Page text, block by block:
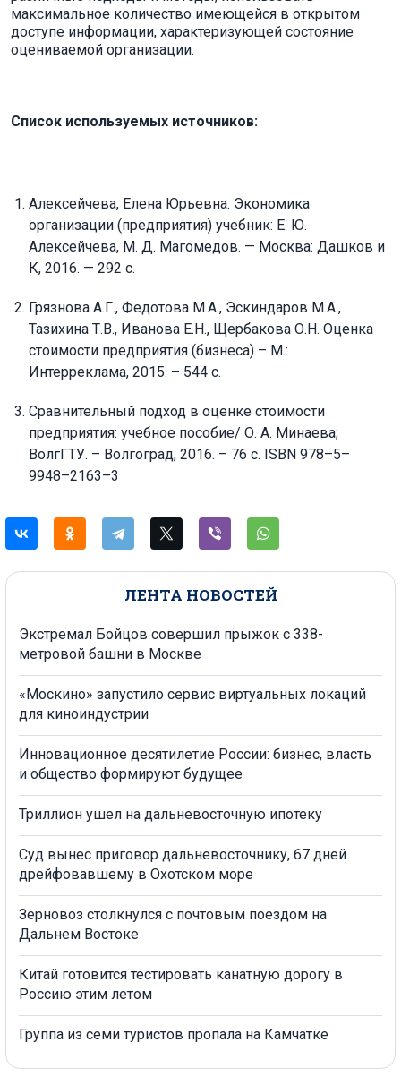
ЛЕНТА НОВОСТЕЙ
Экстремал Бойцов совершил прыжок с 338-
метровой башни в Москве
«Москино» запустило сервис виртуальных локаций
для киноиндустрии
Инновационное десятилетие России: бизнес, власть
и общество формируют будущее
Триллион ушел на дальневосточную ипотеку
Суд вынес приговор дальневосточнику, 67 дней
дрейфовавшему в Охотском море
Зерновоз столкнулся с почтовым поездом на
Дальнем Востоке
Китай готовится тестировать канатную дорогу в
Россию этим летом
Группа из семи туристов пропала на Камчатке
максимальное количество имеющейся в открытом
доступе информации, характеризующей состояние
оцениваемой организации.
Список используемых источников:
Алексейчева, Елена Юрьевна. Экономика
организации (предприятия) учебник: Е. Ю.
Алексейчева, М. Д. Магомедов. — Москва: Дашков и
К, 2016. — 292 с.
Грязнова А.Г., Федотова М.А., Эскиндаров М.А.,
Тазихина Т.В., Иванова Е.Н., Щербакова О.Н. Оценка
стоимости предприятия (бизнеса) – М.:
Интерреклама, 2015. – 544 с.
Сравнительный подход в оценке стоимости
предприятия: учебное пособие/ О. А. Минаева;
ВолгГТУ. – Волгоград, 2016. – 76 с. ISBN 978–5–
9948–2163–3